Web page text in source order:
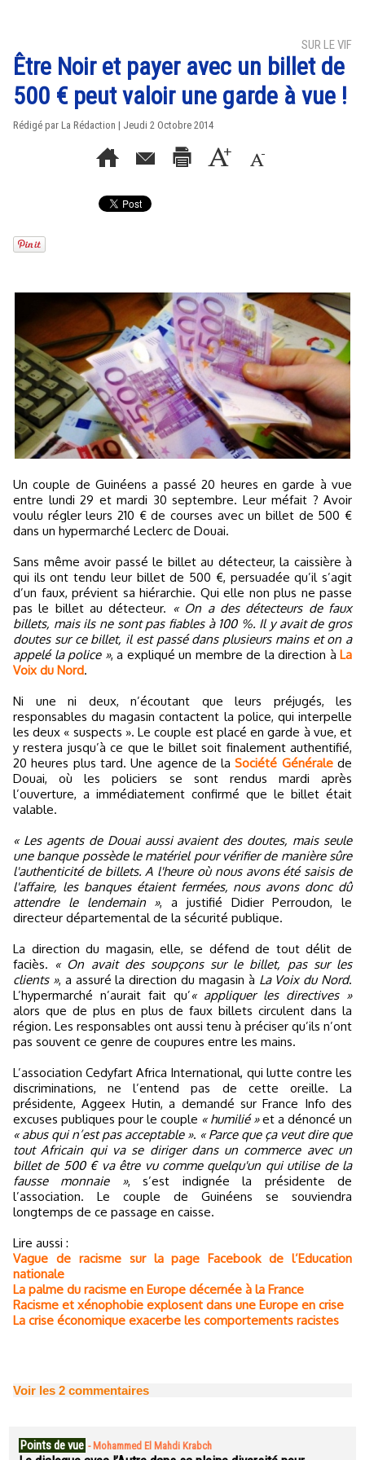
SUR LE VIF
Être Noir et payer avec un billet de
500 € peut valoir une garde à vue !
Rédigé par La Rédaction | Jeudi 2 Octobre 2014
Un couple de Guinéens a passé 20 heures en garde à vue
entre lundi 29 et mardi 30 septembre. Leur méfait ? Avoir
voulu régler leurs 210 € de courses avec un billet de 500 €
dans un hypermarché Leclerc de Douai.
Sans même avoir passé le billet au détecteur, la caissière à
qui ils ont tendu leur billet de 500 €, persuadée qu’il s’agit
d’un faux, prévient sa hiérarchie. Qui elle non plus ne passe
pas le billet au détecteur. « On a des détecteurs de faux
billets, mais ils ne sont pas fiables à 100 %. Il y avait de gros
doutes sur ce billet, il est passé dans plusieurs mains et on a
appelé la police », a expliqué un membre de la direction à La
Voix du Nord.
Ni une ni deux, n’écoutant que leurs préjugés, les
responsables du magasin contactent la police, qui interpelle
les deux « suspects ». Le couple est placé en garde à vue, et
y restera jusqu’à ce que le billet soit finalement authentifié,
20 heures plus tard. Une agence de laSociété Généralede
Douai, où les policiers se sont rendus mardi après
l’ouverture, a immédiatement confirmé que le billet était
valable.
« Les agents de Douai aussi avaient des doutes, mais seule
une banque possède le matériel pour vérifier de manière sûre
l'authenticité de billets. A l'heure où nous avons été saisis de
l'affaire, les banques étaient fermées, nous avons donc dû
attendre le lendemain », a justifié Didier Perroudon, le
directeur départemental de la sécurité publique.
La direction du magasin, elle, se défend de tout délit de
faciès. « On avait des soupçons sur le billet, pas sur les
clients », a assuré la direction du magasin à La Voix du Nord.
L’hypermarché n’aurait fait qu’« appliquer les directives »
alors que de plus en plus de faux billets circulent dans la
région. Les responsables ont aussi tenu à préciser qu’ils n’ont
pas souvent ce genre de coupures entre les mains.
L’association Cedyfart Africa International, qui lutte contre les
discriminations, ne l’entend pas de cette oreille. La
présidente, Aggeex Hutin, a demandé sur France Info des
excuses publiques pour le couple « humilié »et a dénoncé un
« abus qui n’est pas acceptable ». « Parce que ça veut dire que
tout Africain qui va se diriger dans un commerce avec un
billet de 500 € va être vu comme quelqu'un qui utilise de la
fausse monnaie », s’est indignée la présidente de
l’association. Le couple de Guinéens se souviendra
longtemps de ce passage en caisse.
Lire aussi :
Vague de racisme sur la page Facebook de l’Education
nationale
La palme du racisme en Europe décernée à la France
Racisme et xénophobie explosent dans une Europe en crise
La crise économique exacerbe les comportements racistes
Voir les 2 commentaires
Points de vue - Mohammed El Mahdi Krabch